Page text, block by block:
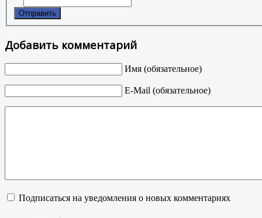
Отправить
Добавить комментарий
Имя (обязательное)
E-Mail (обязательное)
Подписаться на уведомления о новых комментариях